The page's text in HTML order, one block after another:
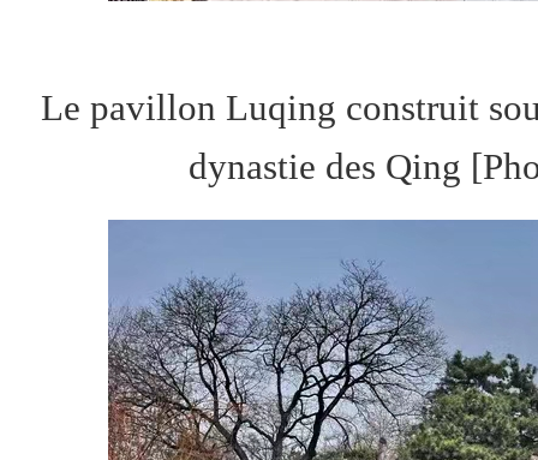
Le pavillon Luqing construit
dynastie des Qing